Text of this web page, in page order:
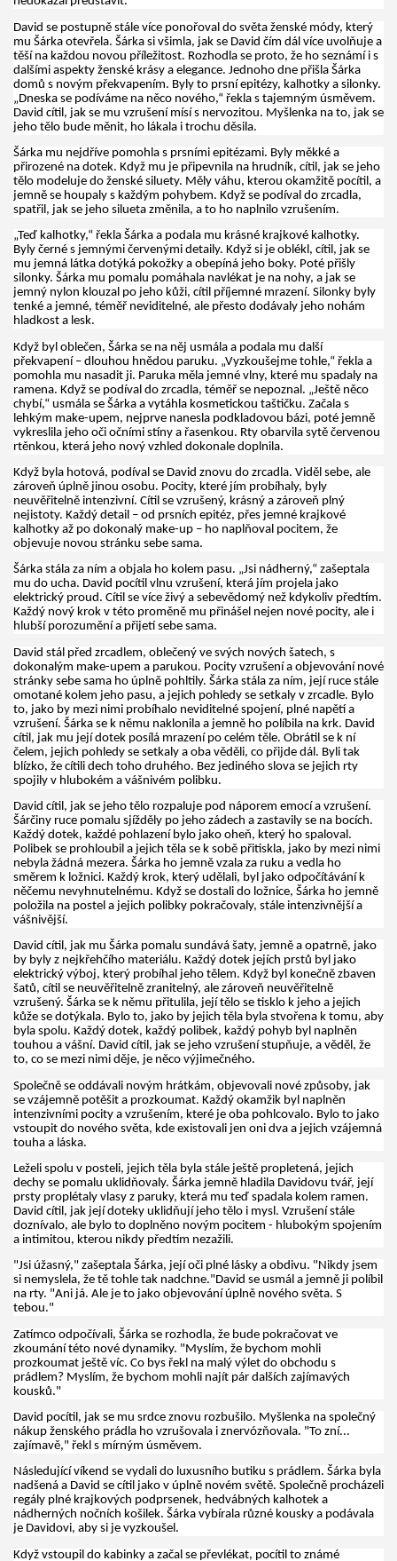
David se postupně stále více ponořoval do světa ženské módy, který
mu Šárka otevřela. Šárka si všimla, jak se David čím dál více uvolňuje a
těší na každou novou příležitost. Rozhodla se proto, že ho seznámí i s
dalšími aspekty ženské krásy a elegance. Jednoho dne přišla Šárka
domů s novým překvapením. Byly to prsní epitézy, kalhotky a silonky.
„Dneska se podíváme na něco nového,“ řekla s tajemným úsměvem.
David cítil, jak se mu vzrušení mísí s nervozitou. Myšlenka na to, jak se
jeho tělo bude měnit, ho lákala i trochu děsila.
Šárka mu nejdříve pomohla s prsními epitézami. Byly měkké a
přirozené na dotek. Když mu je připevnila na hrudník, cítil, jak se jeho
tělo modeluje do ženské siluety. Měly váhu, kterou okamžitě pocítil, a
jemně se houpaly s každým pohybem. Když se podíval do zrcadla,
spatřil, jak se jeho silueta změnila, a to ho naplnilo vzrušením.
„Teď kalhotky,“ řekla Šárka a podala mu krásné krajkové kalhotky.
Byly černé s jemnými červenými detaily. Když si je oblékl, cítil, jak se
mu jemná látka dotýká pokožky a obepíná jeho boky. Poté přišly
silonky. Šárka mu pomalu pomáhala navlékat je na nohy, a jak se
jemný nylon klouzal po jeho kůži, cítil příjemné mrazení. Silonky byly
tenké a jemné, téměř neviditelné, ale přesto dodávaly jeho nohám
hladkost a lesk.
Když byl oblečen, Šárka se na něj usmála a podala mu další
překvapení – dlouhou hnědou paruku. „Vyzkoušejme tohle,“ řekla a
pomohla mu nasadit ji. Paruka měla jemné vlny, které mu spadaly na
ramena. Když se podíval do zrcadla, téměř se nepoznal. „Ještě něco
chybí,“ usmála se Šárka a vytáhla kosmetickou taštičku. Začala s
lehkým make-upem, nejprve nanesla podkladovou bázi, poté jemně
vykreslila jeho oči očními stíny a řasenkou. Rty obarvila sytě červenou
rtěnkou, která jeho nový vzhled dokonale doplnila.
Když byla hotová, podíval se David znovu do zrcadla. Viděl sebe, ale
zároveň úplně jinou osobu. Pocity, které jím probíhaly, byly
neuvěřitelně intenzivní. Cítil se vzrušený, krásný a zároveň plný
nejistoty. Každý detail – od prsních epitéz, přes jemné krajkové
kalhotky až po dokonalý make-up – ho naplňoval pocitem, že
objevuje novou stránku sebe sama.
Šárka stála za ním a objala ho kolem pasu. „Jsi nádherný,“ zašeptala
mu do ucha. David pocítil vlnu vzrušení, která jím projela jako
elektrický proud. Cítil se více živý a sebevědomý než kdykoliv předtím.
Každý nový krok v této proměně mu přinášel nejen nové pocity, ale i
hlubší porozumění a přijetí sebe sama.
David stál před zrcadlem, oblečený ve svých nových šatech, s
dokonalým make-upem a parukou. Pocity vzrušení a objevování nové
stránky sebe sama ho úplně pohltily. Šárka stála za ním, její ruce stále
omotané kolem jeho pasu, a jejich pohledy se setkaly v zrcadle. Bylo
to, jako by mezi nimi probíhalo neviditelné spojení, plné napětí a
vzrušení. Šárka se k němu naklonila a jemně ho políbila na krk. David
cítil, jak mu její dotek posílá mrazení po celém těle. Obrátil se k ní
čelem, jejich pohledy se setkaly a oba věděli, co přijde dál. Byli tak
blízko, že cítili dech toho druhého. Bez jediného slova se jejich rty
spojily v hlubokém a vášnivém polibku.
David cítil, jak se jeho tělo rozpaluje pod náporem emocí a vzrušení.
Šárčiny ruce pomalu sjížděly po jeho zádech a zastavily se na bocích.
Každý dotek, každé pohlazení bylo jako oheň, který ho spaloval.
Polibek se prohloubil a jejich těla se k sobě přitiskla, jako by mezi nimi
nebyla žádná mezera. Šárka ho jemně vzala za ruku a vedla ho
směrem k ložnici. Každý krok, který udělali, byl jako odpočítávání k
něčemu nevyhnutelnému. Když se dostali do ložnice, Šárka ho jemně
položila na postel a jejich polibky pokračovaly, stále intenzivnější a
vášnivější.
David cítil, jak mu Šárka pomalu sundává šaty, jemně a opatrně, jako
by byly z nejkřehčího materiálu. Každý dotek jejích prstů byl jako
elektrický výboj, který probíhal jeho tělem. Když byl konečně zbaven
šatů, cítil se neuvěřitelně zranitelný, ale zároveň neuvěřitelně
vzrušený. Šárka se k němu přitulila, její tělo se tisklo k jeho a jejich
kůže se dotýkala. Bylo to, jako by jejich těla byla stvořena k tomu, aby
byla spolu. Každý dotek, každý polibek, každý pohyb byl naplněn
touhou a vášní. David cítil, jak se jeho vzrušení stupňuje, a věděl, že
to, co se mezi nimi děje, je něco výjimečného.
Společně se oddávali novým hrátkám, objevovali nové způsoby, jak
se vzájemně potěšit a prozkoumat. Každý okamžik byl naplněn
intenzivními pocity a vzrušením, které je oba pohlcovalo. Bylo to jako
vstoupit do nového světa, kde existovali jen oni dva a jejich vzájemná
touha a láska.
Leželi spolu v posteli, jejich těla byla stále ještě propletená, jejich
dechy se pomalu uklidňovaly. Šárka jemně hladila Davidovu tvář, její
prsty proplétaly vlasy z paruky, která mu teď spadala kolem ramen.
David cítil, jak její doteky uklidňují jeho tělo i mysl. Vzrušení stále
doznívalo, ale bylo to doplněno novým pocitem - hlubokým spojením
a intimitou, kterou nikdy předtím nezažili.
"Jsi úžasný," zašeptala Šárka, její oči plné lásky a obdivu. "Nikdy jsem
si nemyslela, že tě tohle tak nadchne."David se usmál a jemně ji políbil
na rty. "Ani já. Ale je to jako objevování úplně nového světa. S
tebou."
Zatímco odpočívali, Šárka se rozhodla, že bude pokračovat ve
zkoumání této nové dynamiky. "Myslím, že bychom mohli
prozkoumat ještě víc. Co bys řekl na malý výlet do obchodu s
prádlem? Myslím, že bychom mohli najít pár dalších zajímavých
kousků."
David pocítil, jak se mu srdce znovu rozbušilo. Myšlenka na společný
nákup ženského prádla ho vzrušovala i znervózňovala. "To zní...
zajímavě," řekl s mírným úsměvem.
Následující víkend se vydali do luxusního butiku s prádlem. Šárka byla
nadšená a David se cítil jako v úplně novém světě. Společně procházeli
regály plné krajkových podprsenek, hedvábných kalhotek a
nádherných nočních košilek. Šárka vybírala různé kousky a podávala
je Davidovi, aby si je vyzkoušel.
Když vstoupil do kabinky a začal se převlékat, pocítil to známé